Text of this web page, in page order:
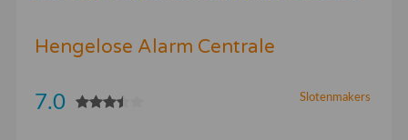
Hengelose Alarm Centrale
Slotenmakers
7.0